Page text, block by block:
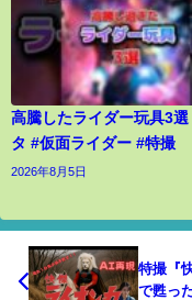
高騰したライダー玩具3選
タ #仮面ライダー #特撮
2026年8月5日
特撮『
で甦っ